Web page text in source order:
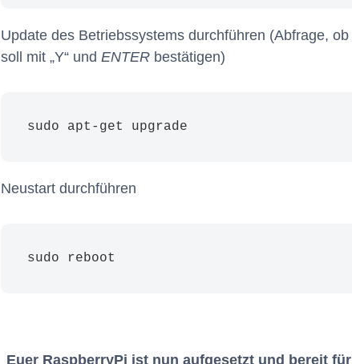
Update des Betriebssystems durchführen (Abfrage,
soll mit „Y“ und ENTERbestätigen)
sudo apt-get upgrade
Neustart durchführen
sudo reboot
Euer RaspberryPi ist nun aufgesetzt und bereit